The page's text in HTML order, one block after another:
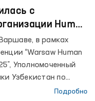
с
Human
в рамках
“Warsaw Human
Уполномоченный
Узбекистан по
Феруза
Подробно